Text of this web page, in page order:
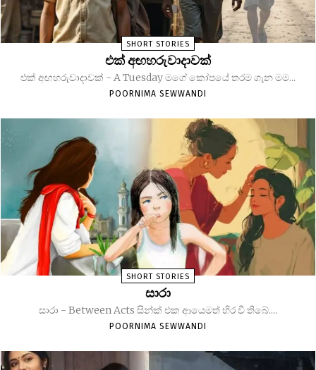
SHORT STORIES
එක් අඟහරුවාදාවක්
එක් අඟහරුවාදාවක් - A Tuesday මගේ කෝපයේ තරම ගැන මම...
POORNIMA SEWWANDI
SHORT STORIES
සාරා
සාරා - Between Acts සින්ක් එක ආයෙමත් හිර වී තිබේ....
POORNIMA SEWWANDI